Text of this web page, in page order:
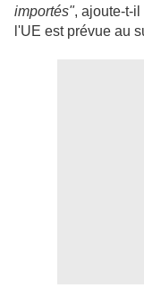
importés", ajoute-t-
l'UE est prévue au